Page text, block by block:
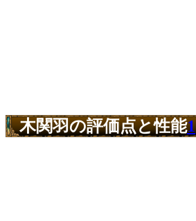
木関羽の評価点と性能1